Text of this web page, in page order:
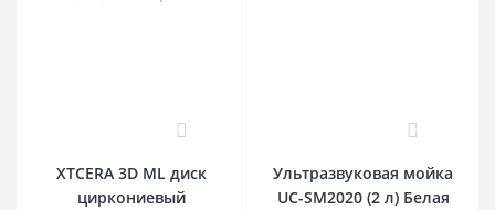
XTCERA 3D ML диск
циркониевый
Ультразвуковая мойка
UC-SM2020 (2 л) Белая